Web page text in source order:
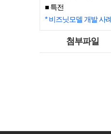
■ 특전
* 비즈닛모델 개발 사
첨부파일